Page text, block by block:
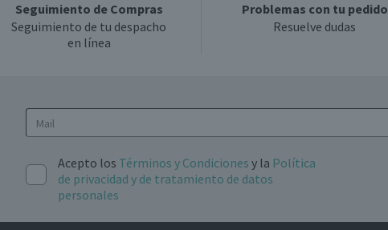
Seguimiento de Compras
Seguimiento de tu despacho
en línea
Problemas con tu pedido
Resuelve dudas
Acepto los Términos y Condiciones y la Política
de privacidad y de tratamiento de datos
personales